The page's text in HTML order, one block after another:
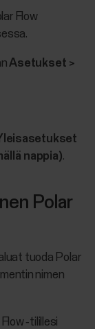
Flow
Asetukset >
nappia).
Polar
tuoda Polar
nimen
‑tilillesi